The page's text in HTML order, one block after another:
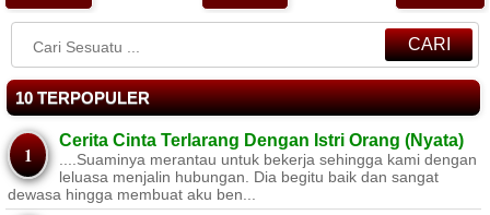
CARI
10 TERPOPULER
Cerita Cinta Terlarang Dengan Istri Orang (Nyata)
....Suaminya merantau untuk bekerja sehingga kami dengan
leluasa menjalin hubungan. Dia begitu baik dan sangat
dewasa hingga membuat aku ben...